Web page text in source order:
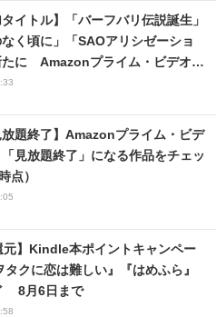
タイトル】「バーフバリ伝説誕生」
なく頃に」「SAOアリシゼーショ
たに Amazonプライム・ビデオ
）
放題終了】Amazonプライム・ビデ
見放題終了」になる作品をチェッ
点）
元】Kindle本ポイントキャンペー
タクに恋は難しい』『はめふら』
8月6日まで